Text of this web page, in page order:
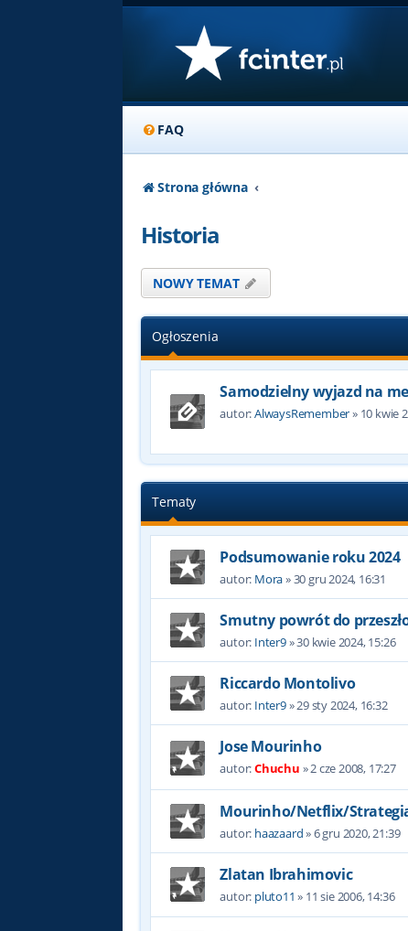
FAQ
Strona główna
Historia
NOWY TEMAT
Ogłoszenia
Samodzielny wyjazd na
autor:AlwaysRemember» 10 kwie
Tematy
Podsumowanie roku 2024
autor: Mora»30 gru 2024, 16:31
Smutny powrót do
autor: Inter9»30 kwie 2024, 15:26
Riccardo Montolivo
autor: Inter9»29 sty 2024, 16:32
Jose Mourinho
autor:Chuchu »2 cze 2008, 17:27
Mourinho/Netflix/
autor: haazaard»6 gru 2020, 21:39
Zlatan Ibrahimovic
autor: pluto11 » 11 sie 2006, 14:36